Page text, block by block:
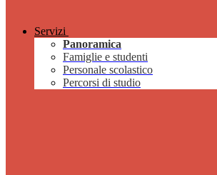
Servizi
Panoramica
Famiglie e studenti
Personale scolastico
Percorsi di studio